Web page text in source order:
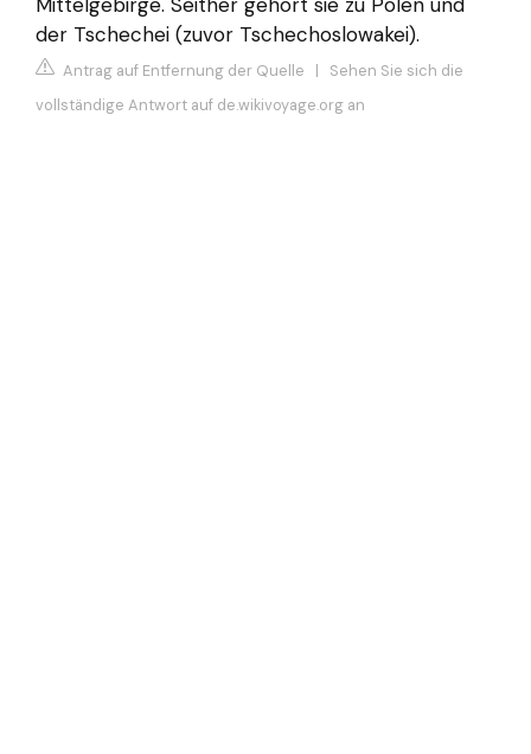
der Tschechei (zuvor Tschechoslowakei).
Antrag auf Entfernung der Quelle | Sehen Sie sich die
vollständige Antwort auf de.wikivoyage.org an